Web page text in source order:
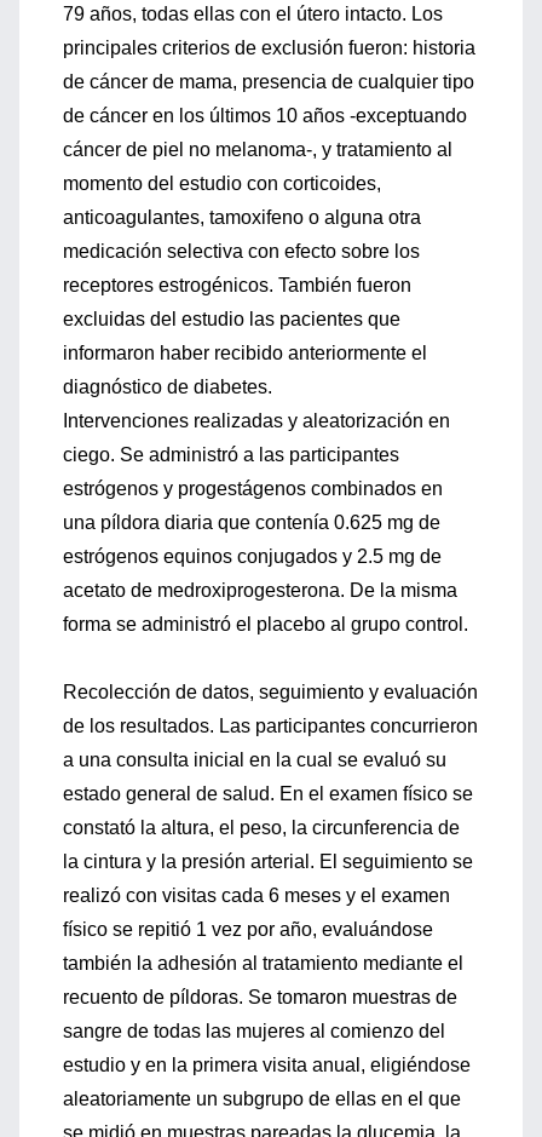
79 años, todas ellas con el útero intacto. Los
principales criterios de exclusión fueron: historia
de cáncer de mama, presencia de cualquier tipo
de cáncer en los últimos 10 años -exceptuando
cáncer de piel no melanoma-, y tratamiento al
momento del estudio con corticoides,
anticoagulantes, tamoxifeno o alguna otra
medicación selectiva con efecto sobre los
receptores estrogénicos. También fueron
excluidas del estudio las pacientes que
informaron haber recibido anteriormente el
diagnóstico de diabetes.
Intervenciones realizadas y aleatorización en
ciego. Se administró a las participantes
estrógenos y progestágenos combinados en
una píldora diaria que contenía 0.625 mg de
estrógenos equinos conjugados y 2.5 mg de
acetato de medroxiprogesterona. De la misma
forma se administró el placebo al grupo control.
Recolección de datos, seguimiento y evaluación
de los resultados. Las participantes concurrieron
a una consulta inicial en la cual se evaluó su
estado general de salud. En el examen físico se
constató la altura, el peso, la circunferencia de
la cintura y la presión arterial. El seguimiento se
realizó con visitas cada 6 meses y el examen
físico se repitió 1 vez por año, evaluándose
también la adhesión al tratamiento mediante el
recuento de píldoras. Se tomaron muestras de
sangre de todas las mujeres al comienzo del
estudio y en la primera visita anual, eligiéndose
aleatoriamente un subgrupo de ellas en el que
se midió en muestras pareadas la glucemia, la